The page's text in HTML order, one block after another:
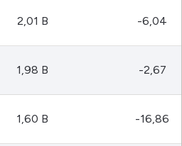
2,01 B -6,04
1,98 B -2,67
1,60 B -16,86